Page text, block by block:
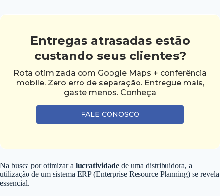
Entregas atrasadas estão
custando seus clientes?
Rota otimizada com Google Maps + conferência
mobile. Zero erro de separação. Entregue mais,
gaste menos. Conheça
FALE CONOSCO
Na busca por otimizar a lucratividade de uma distribuidora, a
utilização de um sistema ERP (Enterprise Resource Planning) se revela
essencial.